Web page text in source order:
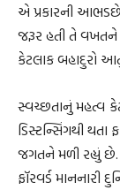
એ પ્રકારની
જરૂર હતી તે વખતને
કેટલાક બહાદુરો
સ્વચ્છતાનું મહત્વ
ડિસ્ટન્સિંગથી
જગતને મળી રહ્યું છે.
ફૉરવર્ડ માનનારી